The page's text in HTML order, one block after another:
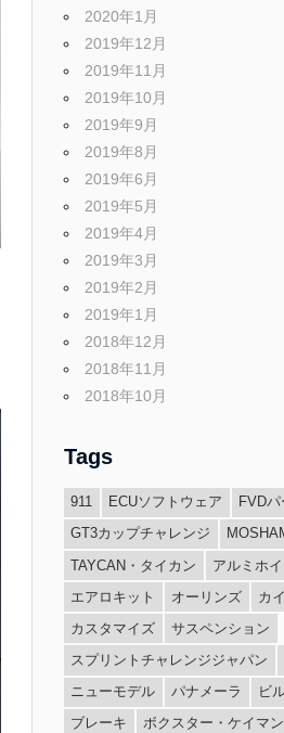
2020年1月
2019年12月
2019年11月
2019年10月
2019年9月
2019年8月
2019年6月
2019年5月
2019年4月
2019年3月
2019年2月
2019年1月
2018年12月
2018年11月
2018年10月
Tags
911 ECUソフトウェア
FVDパ
GT3カップチャレンジ
TAYCAN・タイカン
アルミホ
エアロキット
オーリンズ
カ
カスタマイズ
サスペンション
スプリントチャレンジジャパン
ニューモデル
パナメーラ
ビ
ブレーキ
ボクスター・ケイマン